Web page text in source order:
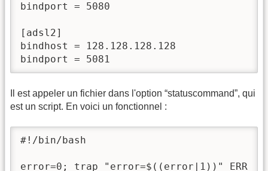
bindport = 5080
[adsl2]
bindhost = 128.128.128.128
bindport = 5081
Il est appeler un fichier dans l'option “statuscommand”, qui
est un script. En voici un fonctionnel :
#!/bin/bash
error=0; trap "error=$((error|1))" ERR